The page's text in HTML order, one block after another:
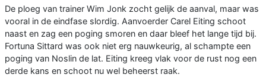
De ploeg van trainer Wim Jonk zocht gelijk de aanval, maar was
vooral in de eindfase slordig. Aanvoerder Carel Eiting schoot
naast en zag een poging smoren en daar bleef het lange tijd bij.
Fortuna Sittard was ook niet erg nauwkeurig, al schampte een
poging van Noslin de lat. Eiting kreeg vlak voor de rust nog een
derde kans en schoot nu wel beheerst raak.